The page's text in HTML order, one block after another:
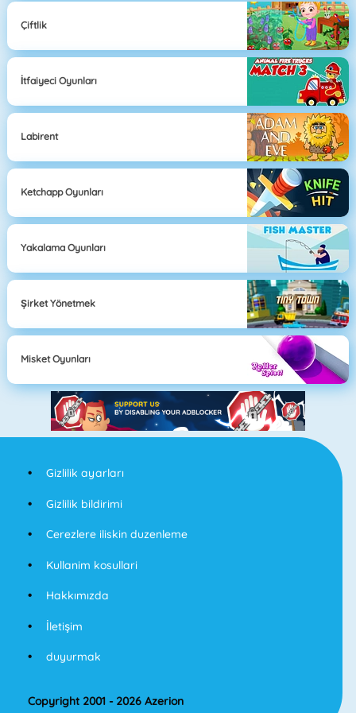
Çiftlik
İtfaiyeci Oyunları
Labirent
Ketchapp Oyunları
Yakalama Oyunları
Şirket Yönetmek
Misket Oyunları
Gizlilik ayarları
Gizlilik bildirimi
Cerezlere iliskin duzenleme
Kullanim kosullari
Hakkımızda
İletişim
duyurmak
Copyright 2001 - 2026 Azerion